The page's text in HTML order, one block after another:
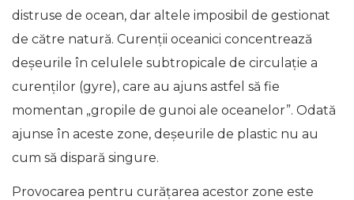
distruse de ocean, dar altele imposibil de gestionat
de către natură. Curenții oceanici concentrează
deșeurile în celulele subtropicale de circulație a
curenților (gyre), care au ajuns astfel să fie
momentan „gropile de gunoi ale oceanelor”. Odată
ajunse în aceste zone, deșeurile de plastic nu au
cum să dispară singure.
Provocarea pentru curățarea acestor zone este